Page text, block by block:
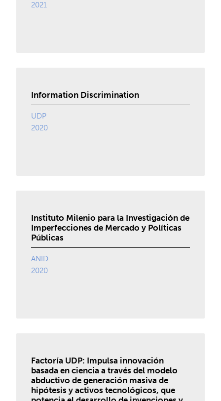
2021
Information Discrimination
UDP
2020
Instituto Milenio para la Investigación de
Imperfecciones de Mercado y Políticas
Públicas
ANID
2020
Factoría UDP: Impulsa innovación
basada en ciencia a través del modelo
abductivo de generación masiva de
hipótesis y activos tecnológicos, que